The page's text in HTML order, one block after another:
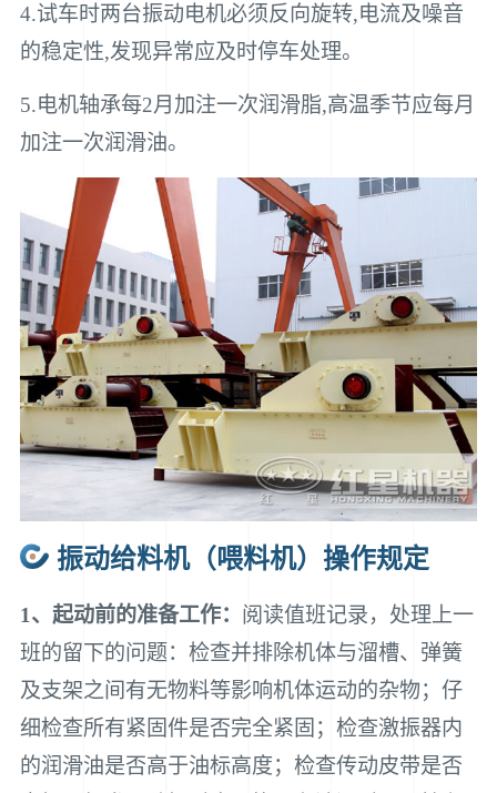
4.试车时两台振动电机必须反向旋转,电流及噪音
的稳定性,发现异常应及时停车处理。
5.电机轴承每2月加注一次润滑脂,高温季节应每月
加注一次润滑油。
振动给料机（喂料机）操作规定
1、起动前的准备工作： 阅读值班记录，处理上一
班的留下的问题：检查并排除机体与溜槽、弹簧
及支架之间有无物料等影响机体运动的杂物；仔
细检查所有紧固件是否完全紧固；检查激振器内
的润滑油是否高于油标高度；检查传动皮带是否